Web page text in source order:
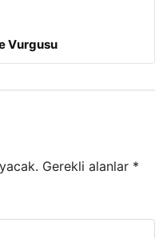
Vurgusu
Gerekli alanlar *